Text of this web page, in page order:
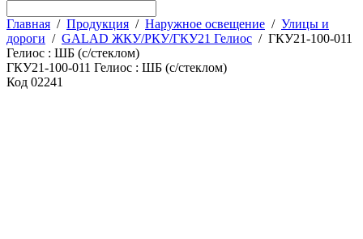
Главная / Продукция / Наружное освещение / Улицы и
дороги / GALAD ЖКУ/РКУ/ГКУ21 Гелиос / ГКУ21-100-011
Гелиос : ШБ (с/стеклом)
ГКУ21-100-011 Гелиос : ШБ (с/стеклом)
Код 02241